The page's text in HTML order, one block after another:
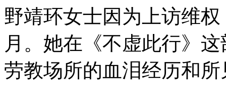
野靖环女士因为上访维
月。她在《不虚此行》
劳教场所的血泪经历和